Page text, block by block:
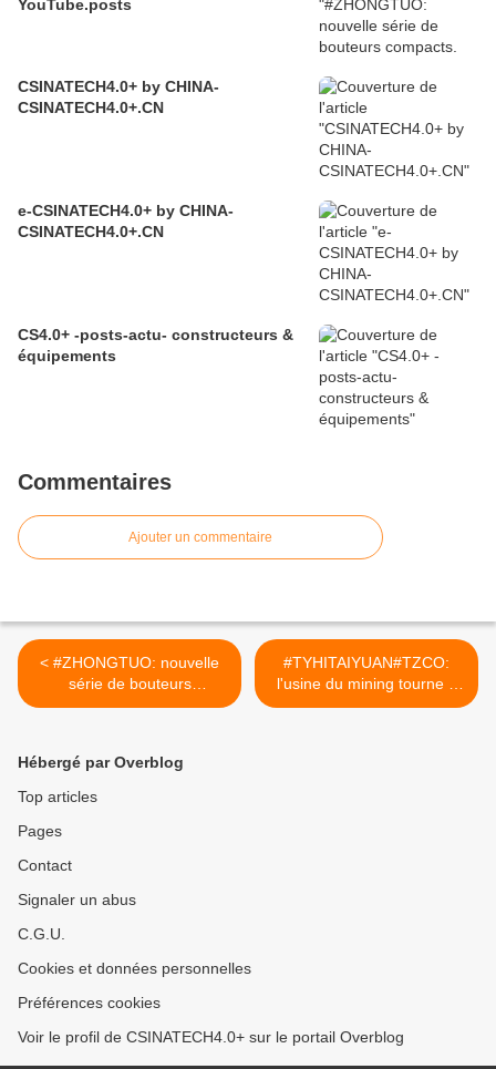
YouTube.posts
CSINATECH4.0+ by CHINA-
CSINATECH4.0+.CN
e-CSINATECH4.0+ by CHINA-
CSINATECH4.0+.CN
CS4.0+ -posts-actu- constructeurs &
équipements
Commentaires
Ajouter un commentaire
< #ZHONGTUO: nouvelle
série de bouteurs
compacts. #CIRTtech-
#TYHITAIYUAN#TZCO:
l'usine du mining tourne à
plein régime. #CIRTtech-
Hébergé par Overblog
Top articles
Pages
Contact
Signaler un abus
C.G.U.
Cookies et données personnelles
Préférences cookies
Voir le profil de CSINATECH4.0+ sur le portail Overblog